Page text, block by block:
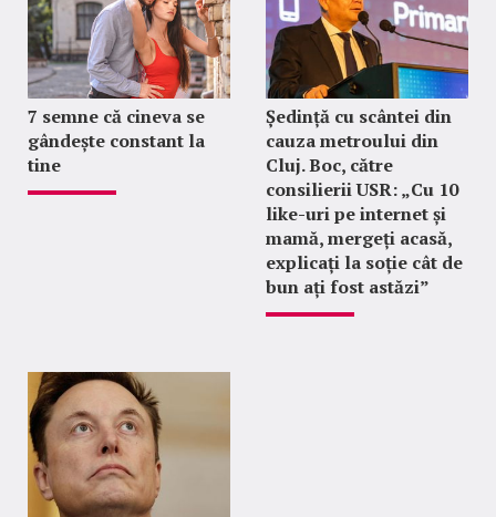
7 semne că cineva se
gândește constant la
tine
Ședință cu scântei din
cauza metroului din
Cluj. Boc, către
consilierii USR: „Cu 10
like-uri pe internet și
mamă, mergeți acasă,
explicați la soție cât de
bun ați fost astăzi”